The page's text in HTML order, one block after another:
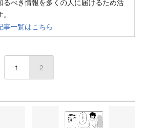
るべき情報を多くの人に届けるため活
事一覧はこちら
1 2